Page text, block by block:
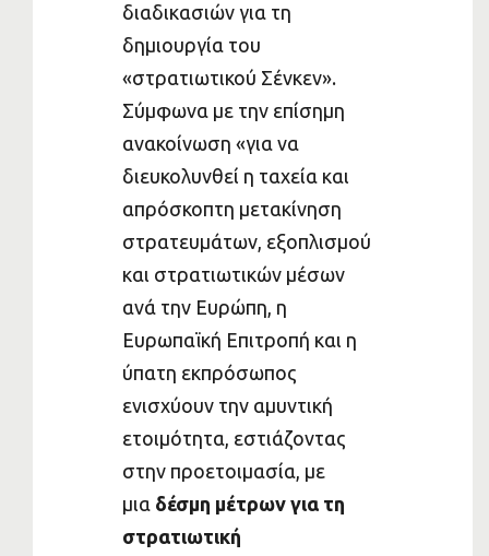
διαδικασιών για τη
δημιουργία του
«στρατιωτικού Σένκεν».
Σύμφωνα με την επίσημη
ανακοίνωση «για να
διευκολυνθεί η ταχεία και
απρόσκοπτη μετακίνηση
στρατευμάτων, εξοπλισμού
και στρατιωτικών μέσων
ανά την Ευρώπη, η
Ευρωπαϊκή Επιτροπή και η
ύπατη εκπρόσωπος
ενισχύουν την αμυντική
ετοιμότητα, εστιάζοντας
στην προετοιμασία, με
μια δέσμη μέτρων για τη
στρατιωτική